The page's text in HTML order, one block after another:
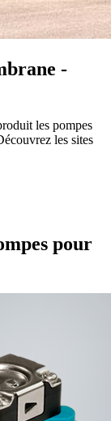
les pompes
les sites
pour